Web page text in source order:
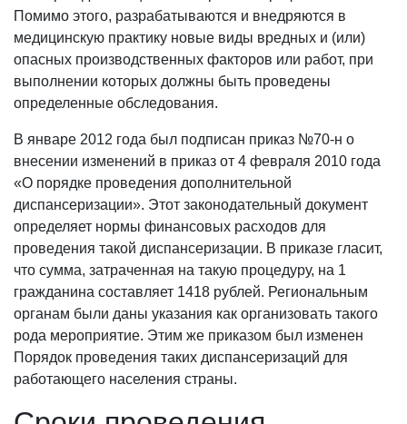
Помимо этого, разрабатываются и внедряются в
медицинскую практику новые виды вредных и (или)
опасных производственных факторов или работ, при
выполнении которых должны быть проведены
определенные обследования.
В январе 2012 года был подписан приказ №70-н о
внесении изменений в приказ от 4 февраля 2010 года
«О порядке проведения дополнительной
диспансеризации». Этот законодательный документ
определяет нормы финансовых расходов для
проведения такой диспансеризации. В приказе гласит,
что сумма, затраченная на такую процедуру, на 1
гражданина составляет 1418 рублей. Региональным
органам были даны указания как организовать такого
рода мероприятие. Этим же приказом был изменен
Порядок проведения таких диспансеризаций для
работающего населения страны.